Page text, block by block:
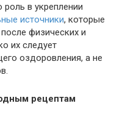
в укреплении
источники, которые
физических и
их следует
оздоровления, а не
рецептам